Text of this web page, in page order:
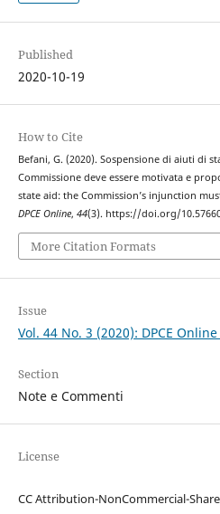
Published
2020-10-19
How to Cite
Befani, G. (2020). Sospensione di aiuti di
Commissione deve essere motivata e
state aid: the Commission’s injunction
DPCE Online, 44(3). https://doi.org/
More Citation Formats
Issue
Vol. 44 No. 3 (2020): DPCE
Section
Note e Commenti
License
CC Attribution-NonCommercial-